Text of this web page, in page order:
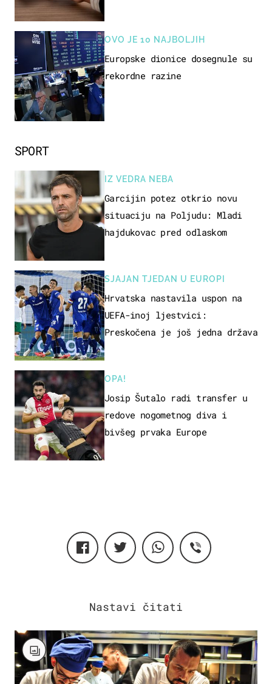
SPORT
IZ VEDRA NEBA
Garcijin potez otkrio novu
situaciju na Poljudu: Mladi
hajdukovac pred odlaskom
SJAJAN TJEDAN U EUROPI
Hrvatska nastavila uspon na
UEFA-inoj ljestvici:
Preskočena je još jedna država
OPA!
Josip Šutalo radi transfer u
redove nogometnog diva i
bivšeg prvaka Europe
OVO JE 10 NAJBOLJIH
Europske dionice dosegnule su
rekordne razine